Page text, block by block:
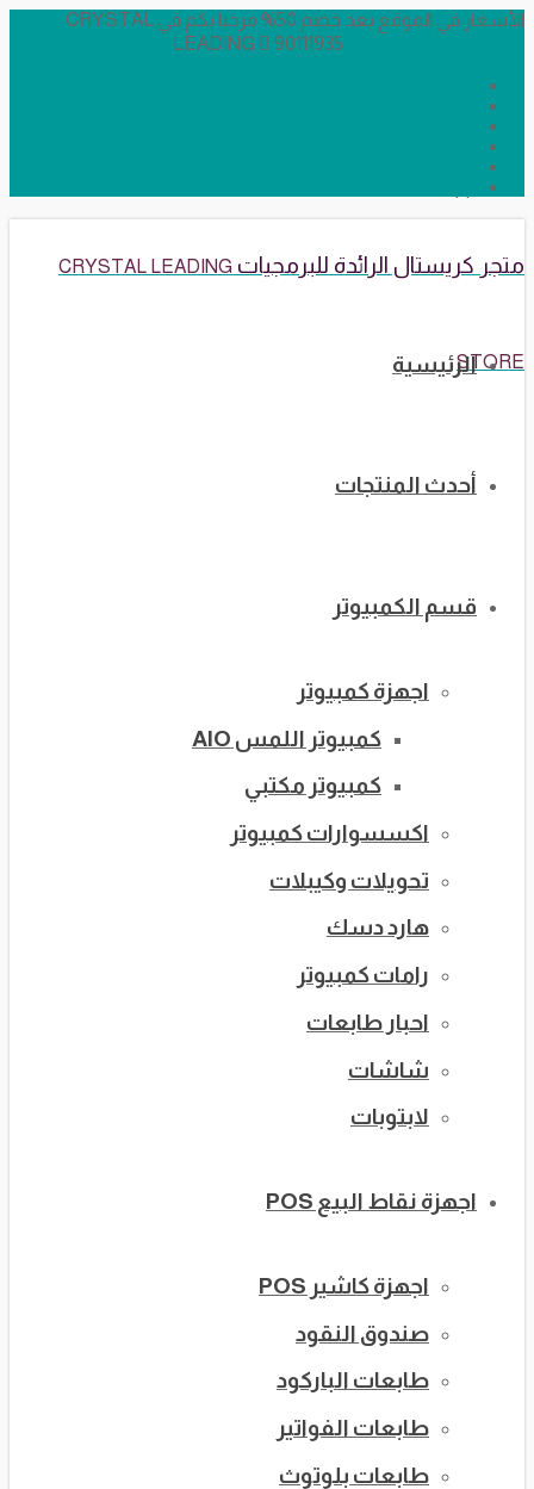
الأسعار في الموقع بعد خصم 50% مرحبا بكم في CRYSTAL
LEADING
90111935
متجر كريستال الرائدة للبرمجيات CRYSTAL LEADING
STOREالرئيسية
أحدث المنتجات
قسم الكمبيوتر
اجهزة كمبيوتر
كمبيوتر اللمس AIO
كمبيوتر مكتبي
اكسسوارات كمبيوتر
تحويلات وكيبلات
هارد دسك
رامات كمبيوتر
احبار طابعات
شاشات
لابتوبات
اجهزة نقاط البيع POS
اجهزة كاشير POS
صندوق النقود
طابعات الباركود
طابعات الفواتير
طابعات بلوتوث